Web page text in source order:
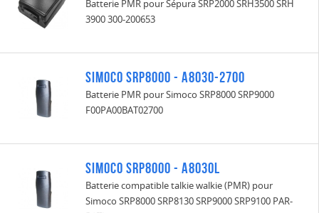
Batterie PMR pour Sépura SRP2000 SRH3500 SRH
3900 300-200653
Simoco SRP8000 - A8030-2700
Batterie PMR pour Simoco SRP8000 SRP9000
F00PA00BAT02700
Simoco SRP8000 - A8030L
Batterie compatible talkie walkie (PMR) pour
Simoco SRP8000 SRP8130 SRP9000 SRP9100 PAR-